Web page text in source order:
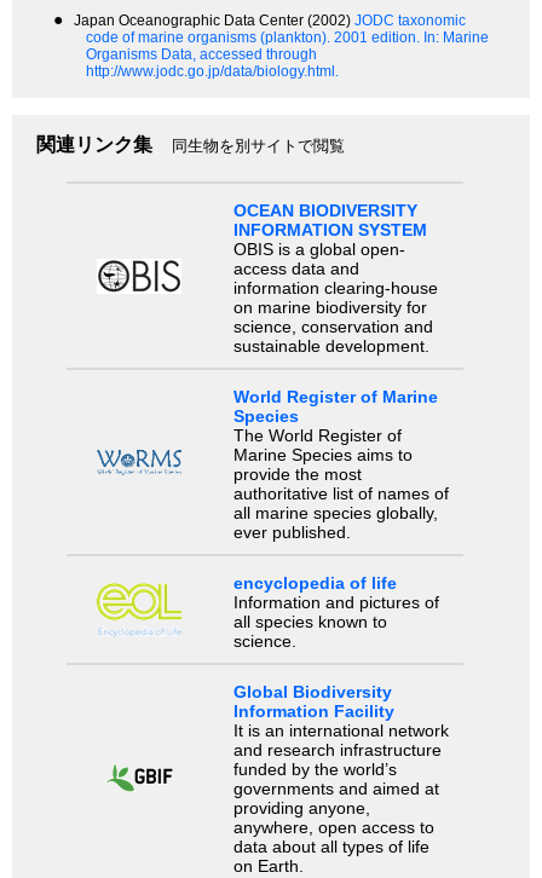
● Japan Oceanographic Data Center (2002) JODC taxonomic
code of marine organisms (plankton). 2001 edition. In: Marine
Organisms Data, accessed through
http://www.jodc.go.jp/data/biology.html.
関連リンク集 同生物を別サイトで閲覧
OCEAN BIODIVERSITY
INFORMATION SYSTEM
OBIS is a global open-
access data and
information clearing-house
on marine biodiversity for
science, conservation and
sustainable development.
World Register of Marine
Species
The World Register of
Marine Species aims to
provide the most
authoritative list of names of
all marine species globally,
ever published.
encyclopedia of life
Information and pictures of
all species known to
science.
Global Biodiversity
Information Facility
It is an international network
and research infrastructure
funded by the world’s
governments and aimed at
providing anyone,
anywhere, open access to
data about all types of life
on Earth.